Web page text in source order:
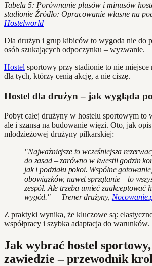
Tabela 5: Porównanie plusów i minusów
stadionie Źródło: Opracowanie własne na
Hostelworld
Dla drużyn i grup kibiców to wygoda nie do
osób szukających odpoczynku – wyzwanie.
Hostel sportowy przy stadionie to nie
dla tych, którzy cenią akcję, a nie ciszę.
Hostel dla drużyn – jak wygląda
Pobyt całej drużyny w hostelu sportowym to
ale i szansa na budowanie więzi. Oto, jak
młodzieżowej drużyny piłkarskiej:
"Najważniejsze to wcześniejsza
do zasad – zarówno w kwestii godzin
jak i podziału pokoi. Wspólne
obowiązków, nawet sprzątanie – to
zespół. Ale trzeba umieć zaakceptować
wygód." — Trener drużyny,
Z praktyki wynika, że kluczowe są:
współpracy i szybka adaptacja do warunków.
Jak wybrać hostel
zawiedzie – przewodnik